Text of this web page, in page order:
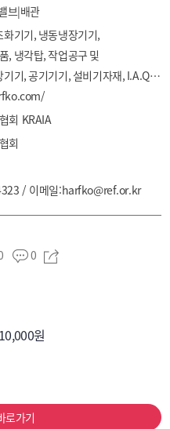
브|배관
기기, 냉동냉장기기,
, 냉각탑, 작업공구 및
기, 공기기기, 설비기자재, I.A.Q,
회 KRAIA
회
/ 이메일:harfko@ref.or.kr
0
원
로가기